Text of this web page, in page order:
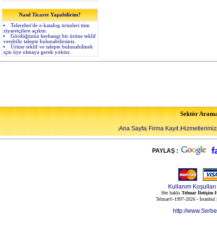
Nasıl Ticaret Yapabilirim?
Telereher'de e-katalog ürünleri tüm
ziyaretçilere açıktır.
Gördüğünüz herhangi bir ürüne teklif
verebilir talepte bulunabilirsiniz.
Ürüne teklif ve talepte bulunabilmek
için üye olmaya gerek yoktur.
Sektör
|Ana Sayfa| Firma Kayıt|Hizmetlerimiz|
PAYLAŞ :
Kullanım Koşulları
Her hakkı Telmar İletişim
Telmar©-1997-2026 -
http://